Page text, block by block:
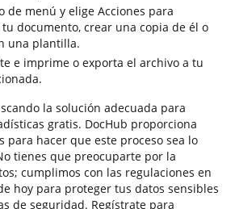
de menú y elige Acciones para
documento, crear una copia de él o
una plantilla.
e imprime o exporta el archivo a tu
la solución adecuada para
gratis. DocHub proporciona
para hacer que este proceso sea lo
tienes que preocuparte por la
cumplimos con las regulaciones en
hoy para proteger tus datos sensibles
de seguridad. Regístrate para